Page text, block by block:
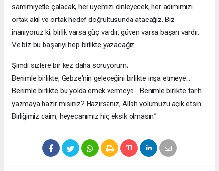
samimiyetle çalacak, her üyemizi dinleyecek, her adımımızı
ortak akıl ve ortak hedef doğrultusunda atacağız. Biz
inanıyoruz ki; birlik varsa güç vardır, güven varsa başarı vardır.
Ve biz bu başarıyı hep birlikte yazacağız.
Şimdi sizlere bir kez daha soruyorum;
Benimle birlikte, Gebze'nin geleceğini birlikte inşa etmeye...
Benimle birlikte bu yolda emek vermeye... Benimle birlikte tarih
yazmaya hazır mısınız? Hazırsanız, Allah yolumuzu açık etsin.
Birliğimiz daim, heyecanımız hiç eksik olmasın.”